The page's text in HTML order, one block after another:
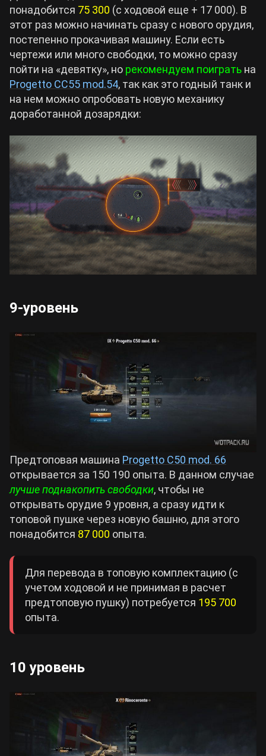
понадобится 75 300 (с ходовой еще + 17 000). В
этот раз можно начинать сразу с нового орудия,
постепенно прокачивая машину. Если есть
чертежи или много свободки, то можно сразу
пойти на «девятку», но рекомендуем поиграть на
Progetto CC55 mod.54, так как это годный танк и
на нем можно опробовать новую механику
доработанной дозарядки:
9-уровень
Предтоповая машина Progetto C50 mod. 66
открывается за 150 190 опыта. В данном случае
лучше поднакопить свободки, чтобы не
открывать орудие 9 уровня, а сразу идти к
топовой пушке через новую башню, для этого
понадобится 87 000 опыта.
Для перевода в топовую комплектацию (с
учетом ходовой и не принимая в расчет
предтоповую пушку) потребуется 195 700
опыта.
10 уровень